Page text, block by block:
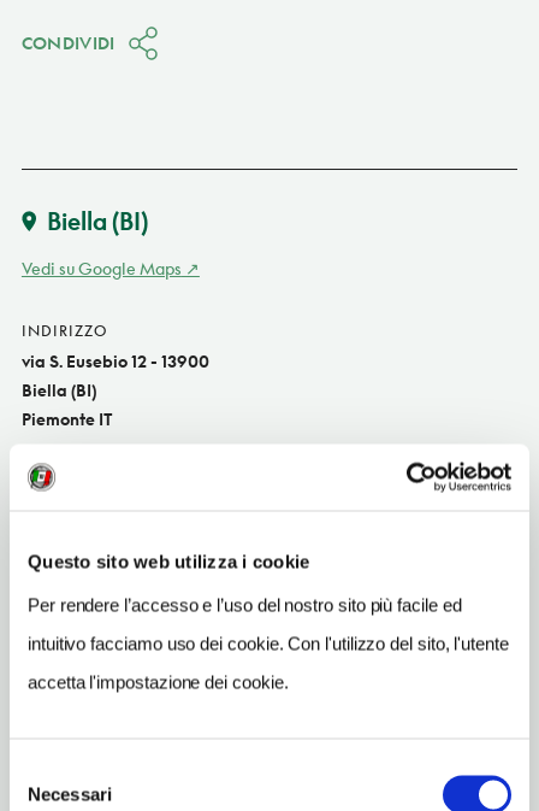
Questo sito web utilizza i cookie
Per rendere l’accesso e l’uso del nostro sito più facile ed
intuitivo facciamo uso dei cookie. Con l'utilizzo del sito, l'utente
accetta l'impostazione dei cookie.
delNecessari
CONDIVIDI
Biella (BI)
Vedi su Google Maps
INDIRIZZO
via S. Eusebio 12 - 13900
Biella (BI)
Piemonte IT
SITO WEB
www.baraccaristorante.it
info@baraccaristorante.it
01521941